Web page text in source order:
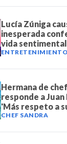
Lucía Zúniga
inesperada
vida sentimental
ENTRETENIMIENTO
Hermana de
responde a
'Más respeto a
CHEF SANDRA